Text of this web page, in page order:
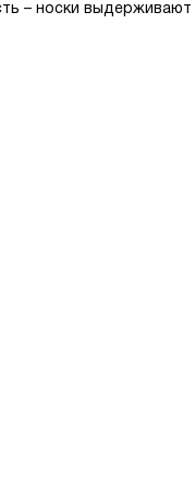
– носки выдерживают